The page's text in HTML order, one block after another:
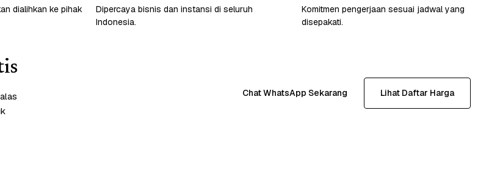
dialihkan ke pihak
Dipercaya bisnis dan instansi di seluruh
Indonesia.
Komitmen pengerjaan sesuai jadwal yang
disepakati.
Chat WhatsApp Sekarang Lihat Daftar Harga